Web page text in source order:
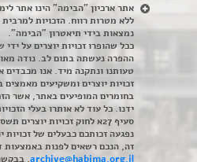
אתר ארכיון "הבימה" הינו אתר
ללא מטרות רווח. הזכויות
נמצאות בידי תיאטרון "הבימה".
ככל שהופרו זכויות יוצרים על
ההפרה נעשתה בתום לב. נודה
טעותנו ונתקנה מיד. אנו מכבדים
זכויות יוצרים ומשקיעים
בחומרים המופיעים באתר, אשר
ידנו. כל עוד לא אותרו בעלי
נפגעה זכותכם כבעלים של זכויות
זה, הנכם רשאים לפנות באמצעות
archive@habima.org.il
,